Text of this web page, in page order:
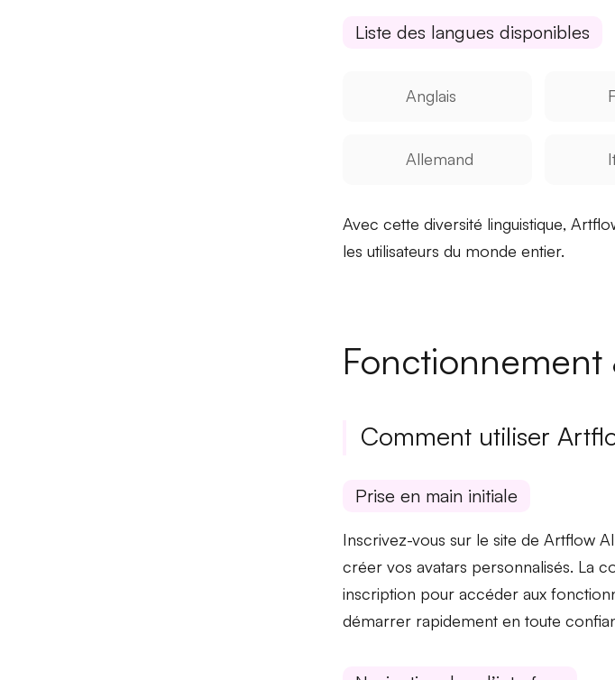
Liste des langues disponibles
Anglais
Allemand
Avec cette diversité linguistique,
les utilisateurs du monde entier.
Fonctionnement
Comment utiliser
Prise en main initiale
Inscrivez-vous sur le site de Artflow
créer vos avatars personnalisés. La
inscription pour accéder aux
démarrer rapidement en toute